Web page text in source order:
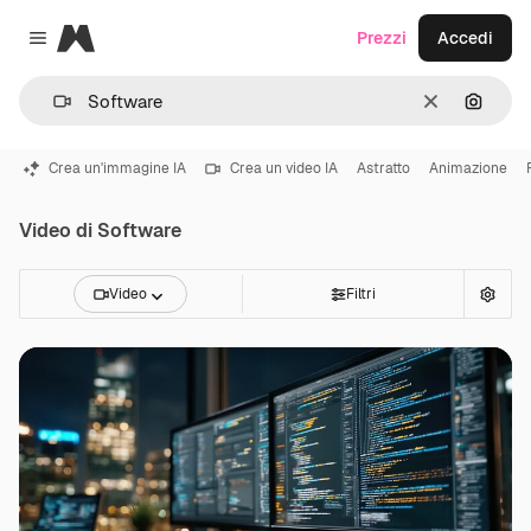
Close menu
Magnific
CancellaCerca
Prezzi Accedi
Crea un'immagine IA Crea un video IA Astratto Animazione
Video di Software
Video Filtri